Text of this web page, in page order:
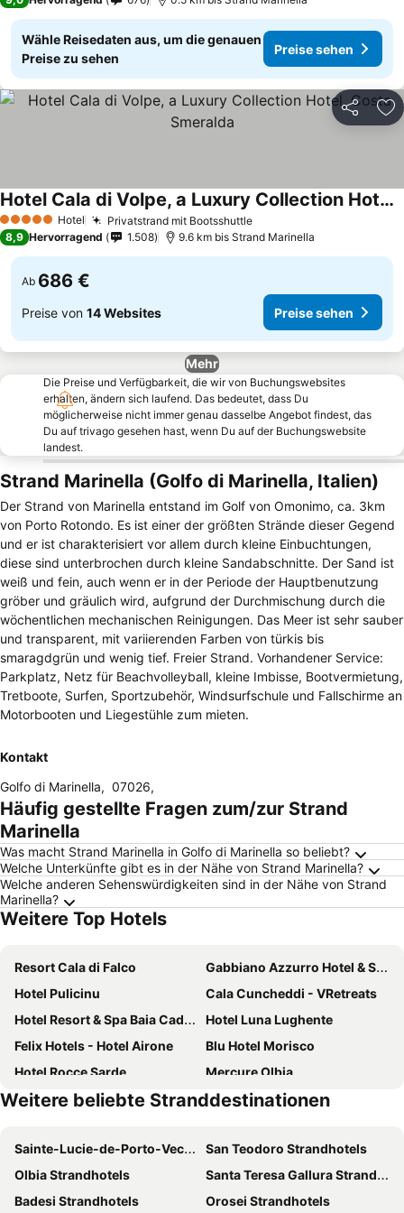
Wähle Reisedaten aus, um die genauen
Preise zu sehen
Preise sehen
Teilen
5 Sterne Hotel Privatstrand mit Bootsshuttle
Hotel Cala di Volpe, a Luxury Collection Hotel, Costa Smeralda
8,9 Hervorragend 1.508 9.6 km bis Strand Marinella
Ab 686 €
Preise von 14 Websites Preise sehen
Mehr
Die Preise und Verfügbarkeit, die wir von Buchungswebsites
erhalten, ändern sich laufend. Das bedeutet, dass Du
möglicherweise nicht immer genau dasselbe Angebot findest, das
Du auf trivago gesehen hast, wenn Du auf der Buchungswebsite
landest.
Strand Marinella (Golfo di Marinella, Italien)
Der Strand von Marinella entstand im Golf von Omonimo, ca. 3km
von Porto Rotondo. Es ist einer der größten Strände dieser Gegend
und er ist charakterisiert vor allem durch kleine Einbuchtungen,
diese sind unterbrochen durch kleine Sandabschnitte. Der Sand ist
weiß und fein, auch wenn er in der Periode der Hauptbenutzung
gröber und gräulich wird, aufgrund der Durchmischung durch die
wöchentlichen mechanischen Reinigungen. Das Meer ist sehr sauber
und transparent, mit variierenden Farben von türkis bis
smaragdgrün und wenig tief. Freier Strand. Vorhandener Service:
Parkplatz, Netz für Beachvolleyball, kleine Imbisse, Bootvermietung,
Tretboote, Surfen, Sportzubehör, Windsurfschule und Fallschirme an
Motorbooten und Liegestühle zum mieten.
Kontakt
Golfo di Marinella, 07026,
Häufig gestellte Fragen zum/zur Strand
Marinella
Was macht Strand Marinella in Golfo di Marinella so beliebt?
Welche Unterkünfte gibt es in der Nähe von Strand Marinella?
Welche anderen Sehenswürdigkeiten sind in der Nähe von Strand
Marinella?
Weitere Top Hotels
Resort Cala di Falco
Gabbiano Azzurro Hotel & Suites
Hotel Pulicinu
Cala Cuncheddi - VRetreats
Hotel Resort & Spa Baia Caddinas
Hotel Luna Lughente
Felix Hotels - Hotel Airone
Blu Hotel Morisco
Hotel Rocce Sarde
Mercure Olbia
Colonna Resort
Grand Hotel President Olbia
Hotel Ollastu
Hotel dP Olbia - Sardinia
Grand Hotel Smeraldo Beach
Hotel Pozzo Sacro
Jazz Hotel
Hotel il Faro di Molara
Weitere beliebte Stranddestinationen
Sainte-Lucie-de-Porto-Vecchio Strandhotels
San Teodoro Strandhotels
Olbia Strandhotels
Santa Teresa Gallura Strandhotels
Badesi Strandhotels
Orosei Strandhotels